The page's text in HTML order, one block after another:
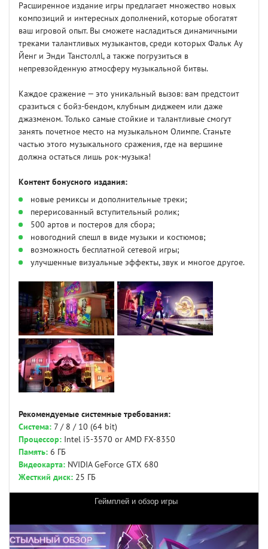
Расширенное издание игры предлагает множество новых
композиций и интересных дополнений, которые обогатят
ваш игровой опыт. Вы сможете насладиться динамичными
треками талантливых музыкантов, среди которых Фальк Ау
Йенг и Энди Танстоллl, а также погрузиться в
непревзойденную атмосферу музыкальной битвы.
Каждое сражение — это уникальный вызов: вам предстоит
сразиться с бойз-бендом, клубным диджеем или даже
джазменом. Только самые стойкие и талантливые смогут
занять почетное место на музыкальном Олимпе. Станьте
частью этого музыкального сражения, где на вершине
должна остаться лишь рок-музыка!
Контент бонусного издания:
новые ремиксы и дополнительные треки;
перерисованный вступительный ролик;
500 артов и постеров для сбора;
новогодний спешл в виде музыки и костюмов;
возможность бесплатной сетевой игры;
улучшенные визуальные эффекты, звук и многое другое.
Рекомендуемые системные требования:
Система: 7 / 8 / 10 (64 bit)
Процессор: Intel i5-3570 or AMD FX-8350
Память: 6 ГБ
Видеокарта: NVIDIA GeForce GTX 680
Жесткий диск: 25 ГБ
Геймплей и обзор игры